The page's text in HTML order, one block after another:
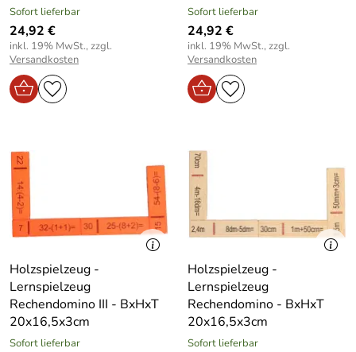
Sofort lieferbar
24,92 €
inkl. 19% MwSt., zzgl.
Versandkosten
Sofort lieferbar
24,92 €
inkl. 19% MwSt., zzgl.
Versandkosten
Holzspielzeug -
Lernspielzeug
Rechendomino III - BxHxT
20x16,5x3cm
Sofort lieferbar
Holzspielzeug -
Lernspielzeug
Rechendomino - BxHxT
20x16,5x3cm
Sofort lieferbar